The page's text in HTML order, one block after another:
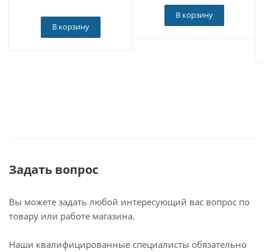
В корзину
В корзину
Задать вопрос
Вы можете задать любой интересующий вас вопрос по
товару или работе магазина.
Наши квалифицированные специалисты обязательно